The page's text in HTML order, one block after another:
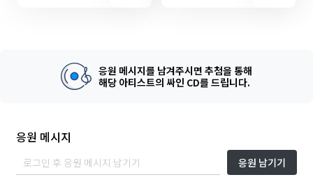
응원 메시지를 남겨주시면 추첨을 통해
해당 아티스트의 싸인 CD를 드립니다.
응원 메시지
응원 남기기